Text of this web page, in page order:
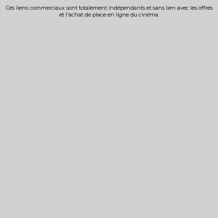
Ces liens commerciaux sont totalement indépendants et sans lien avec les offres
et l'achat de place en ligne du cinéma.